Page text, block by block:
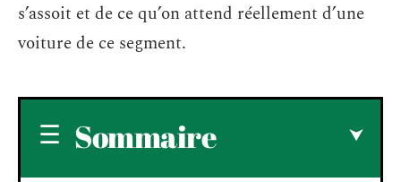
s’assoit et de ce qu’on attend réellement d’une
voiture de ce segment.
Sommaire